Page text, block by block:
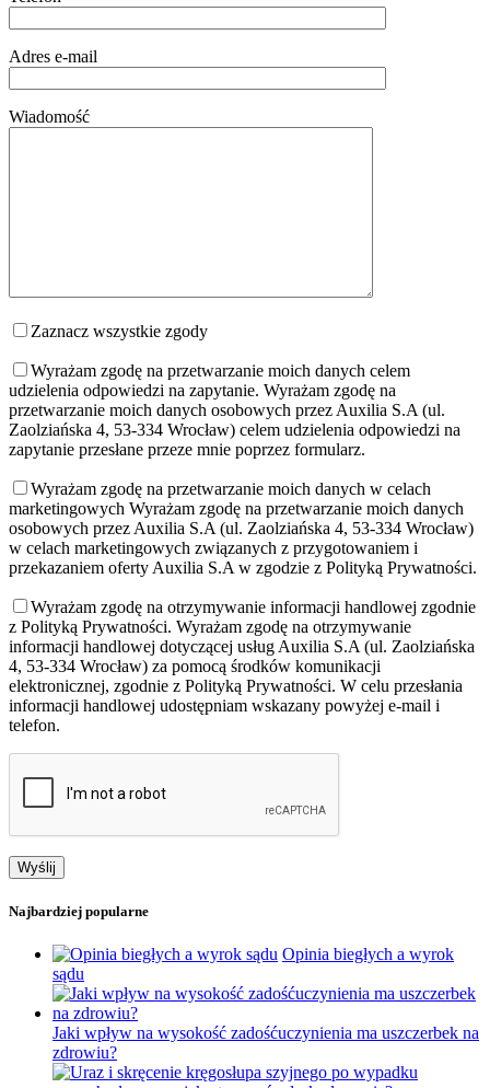
Adres e-mail
Wiadomość
Zaznacz wszystkie zgody
Wyrażam zgodę na przetwarzanie moich danych celem
udzielenia odpowiedzi na zapytanie. Wyrażam zgodę na
przetwarzanie moich danych osobowych przez Auxilia S.A (ul.
Zaolziańska 4, 53-334 Wrocław) celem udzielenia odpowiedzi na
zapytanie przesłane przeze mnie poprzez formularz.
Wyrażam zgodę na przetwarzanie moich danych w celach
marketingowych Wyrażam zgodę na przetwarzanie moich danych
osobowych przez Auxilia S.A (ul. Zaolziańska 4, 53-334 Wrocław)
w celach marketingowych związanych z przygotowaniem i
przekazaniem oferty Auxilia S.A w zgodzie z Polityką Prywatności.
Wyrażam zgodę na otrzymywanie informacji handlowej zgodnie
z Polityką Prywatności. Wyrażam zgodę na otrzymywanie
informacji handlowej dotyczącej usług Auxilia S.A (ul. Zaolziańska
4, 53-334 Wrocław) za pomocą środków komunikacji
elektronicznej, zgodnie z Polityką Prywatności. W celu przesłania
informacji handlowej udostępniam wskazany powyżej e-mail i
telefon.
Najbardziej popularne
Opinia biegłych a wyrok
sądu
Jaki wpływ na wysokość zadośćuczynienia ma uszczerbek na
zdrowiu?